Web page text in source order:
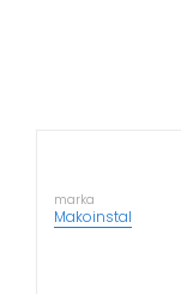
marka
Makoinstal